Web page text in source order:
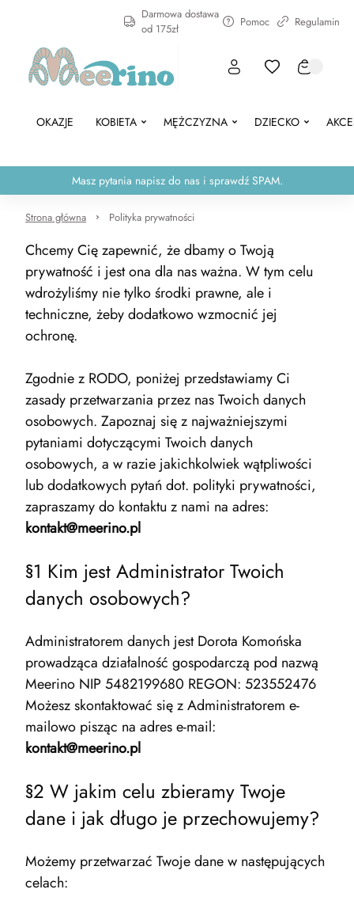
Darmowa dostawa
od 175zł
Pomoc Regulamin
OKAZJE KOBIETA MĘŻCZYZNA DZIECKO
Masz pytania napisz do nas i sprawdź SPAM.
Strona główna Polityka prywatności
Chcemy Cię zapewnić, że dbamy o Twoją
prywatność i jest ona dla nas ważna. W tym celu
wdrożyliśmy nie tylko środki prawne, ale i
techniczne, żeby dodatkowo wzmocnić jej
ochronę.
Zgodnie z RODO, poniżej przedstawiamy Ci
zasady przetwarzania przez nas Twoich danych
osobowych. Zapoznaj się z najważniejszymi
pytaniami dotyczącymi Twoich danych
osobowych, a w razie jakichkolwiek wątpliwości
lub dodatkowych pytań dot. polityki prywatności,
zapraszamy do kontaktu z nami na adres:
kontakt@meerino.pl
§1 Kim jest Administrator Twoich
danych osobowych?
Administratorem danych jest Dorota Komońska
prowadząca działalność gospodarczą pod nazwą
Meerino NIP 5482199680 REGON: 523552476
Możesz skontaktować się z Administratorem e-
mailowo pisząc na adres e-mail:
kontakt@meerino.pl
§2 W jakim celu zbieramy Twoje
dane i jak długo je przechowujemy?
Możemy przetwarzać Twoje dane w następujących
celach: